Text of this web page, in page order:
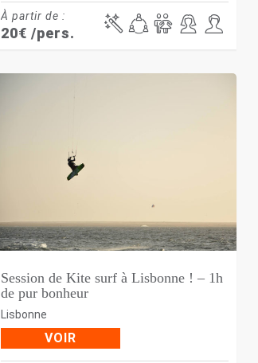
À partir de :
20€ /pers.
Session de Kite surf à Lisbonne ! – 1h
de pur bonheur
Lisbonne
VOIR